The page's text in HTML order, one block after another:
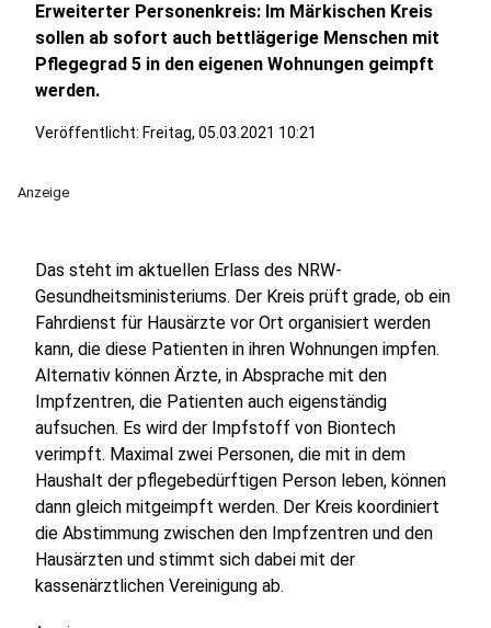
Erweiterter Personenkreis: Im Märkischen Kreis
sollen ab sofort auch bettlägerige Menschen mit
Pflegegrad 5 in den eigenen Wohnungen geimpft
werden.
Veröffentlicht: Freitag, 05.03.2021 10:21
Anzeige
Das steht im aktuellen Erlass des NRW-
Gesundheitsministeriums. Der Kreis prüft grade, ob ein
Fahrdienst für Hausärzte vor Ort organisiert werden
kann, die diese Patienten in ihren Wohnungen impfen.
Alternativ können Ärzte, in Absprache mit den
Impfzentren, die Patienten auch eigenständig
aufsuchen. Es wird der Impfstoff von Biontech
verimpft. Maximal zwei Personen, die mit in dem
Haushalt der pflegebedürftigen Person leben, können
dann gleich mitgeimpft werden. Der Kreis koordiniert
die Abstimmung zwischen den Impfzentren und den
Hausärzten und stimmt sich dabei mit der
kassenärztlichen Vereinigung ab.